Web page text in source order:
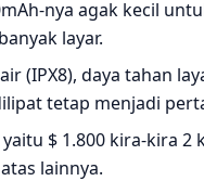
nya agak kecil
layar.
(IPX8), daya tahan
tetap menjadi
$ 1.800 kira-kira 2
lainnya.